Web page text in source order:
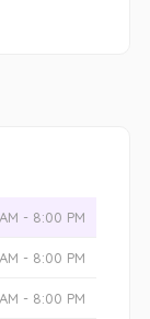
- 8:00 PM
- 8:00 PM
- 8:00 PM